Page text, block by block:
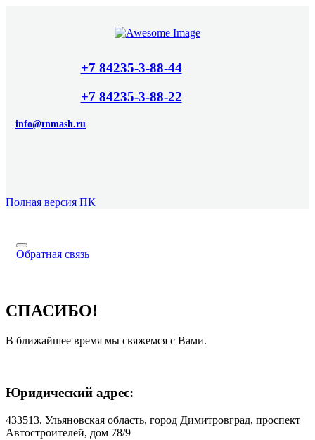
+7 84235-3-88-44
+7 84235-3-88-22
info@tnmash.ru
Полная версия ПК
Обратная связь
СПАСИБО!
В ближайшее время мы свяжемся с Вами.
Юридический адрес:
433513, Ульяновская область, город Димитровград, проспект
Автостроителей, дом 78/9